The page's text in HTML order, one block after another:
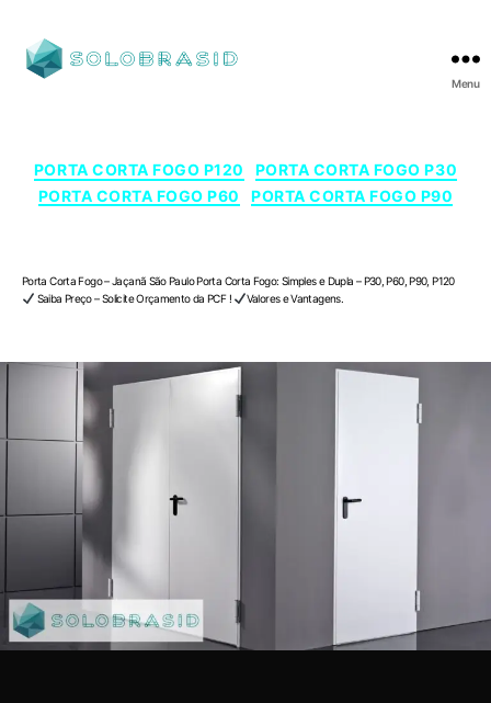
Menu
PORTA CORTA FOGO P120
PORTA CORTA FOGO P30
PORTA CORTA FOGO P60
PORTA CORTA FOGO P90
Porta Corta Fogo – Jaçanã São Paulo Porta Corta Fogo: Simples e Dupla – P30, P60, P90, P120
Saiba Preço – Solicite Orçamento da PCF !
Valores e Vantagens.